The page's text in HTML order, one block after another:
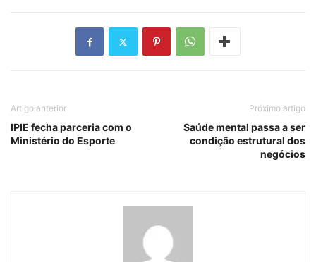
Artigo anterior
IPIE fecha parceria com o
Ministério do Esporte
Próximo artigo
Saúde mental passa a ser
condição estrutural dos
negócios